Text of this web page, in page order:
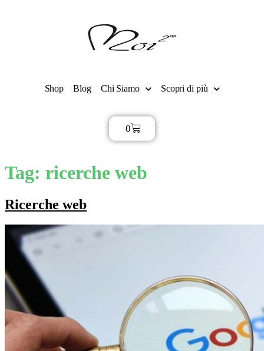
Shop Blog Chi Siamo Scopri di più
0
Tag: ricerche web
Ricerche web